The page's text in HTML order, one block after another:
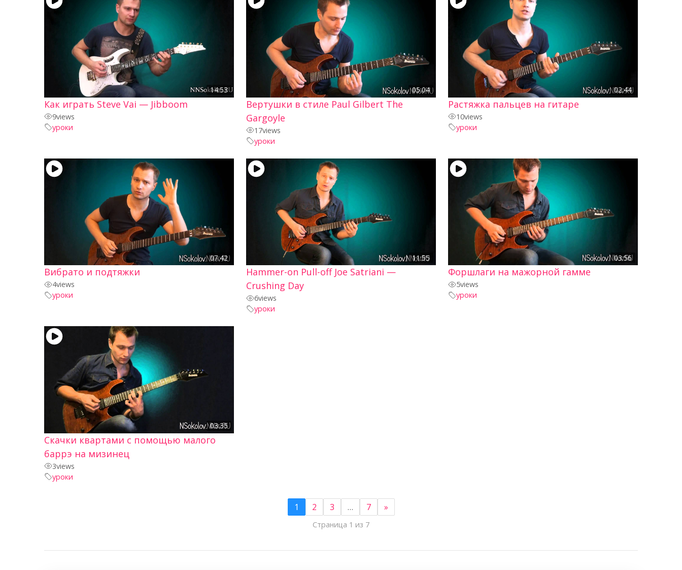
14:53
Как играть Steve Vai — Jibboom
9views
уроки
05:04
Вертушки в стиле Paul Gilbert The
Gargoyle
17views
уроки
02:44
Растяжка пальцев на гитаре
10views
уроки
07:42
Вибрато и подтяжки
4views
уроки
11:55
Hammer-on Pull-off Joe Satriani —
Crushing Day
6views
уроки
03:56
Форшлаги на мажорной гамме
5views
уроки
03:35
Скачки квартами с помощью малого
баррэ на мизинец
3views
уроки
1 2 3 … 7 »
Страница 1 из 7